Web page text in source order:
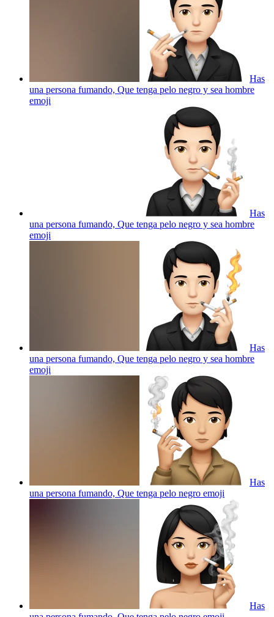
Has
una persona fumando, Que tenga pelo negro y sea hombre
emoji
Has
una persona fumando, Que tenga pelo negro y sea hombre
emoji
Has
una persona fumando, Que tenga pelo negro y sea hombre
emoji
Has
una persona fumando, Que tenga pelo negro emoji
Has